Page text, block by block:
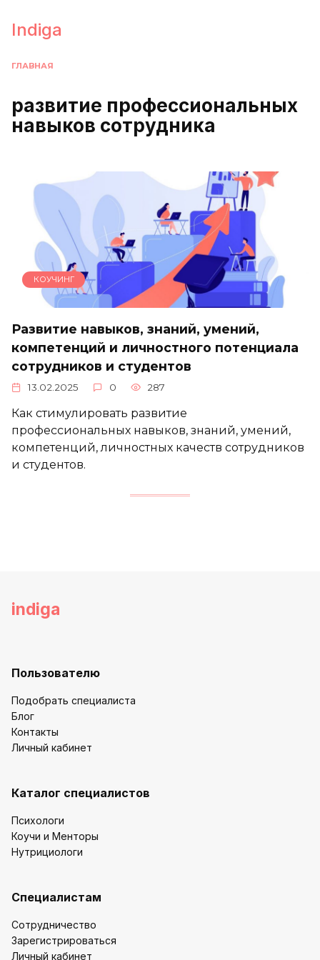
содержанию
Indiga
ГЛАВНАЯ
развитие профессиональных
навыков сотрудника
КОУЧИНГ
Развитие навыков, знаний, умений,
компетенций и личностного потенциала
сотрудников и студентов
13.02.2025 0 287
Как стимулировать развитие
профессиональных навыков, знаний, умений,
компетенций, личностных качеств сотрудников
и студентов.
indiga
Пользователю
Подобрать специалиста
Блог
Контакты
Личный кабинет
Каталог специалистов
Психологи
Коучи и Менторы
Нутрициологи
Специалистам
Сотрудничество
Зарегистрироваться
Личный кабинет